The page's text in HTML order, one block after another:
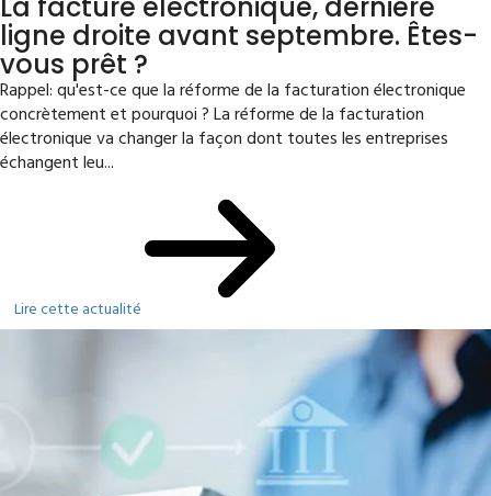
ligne droite avant septembre. Êtes-
vous prêt ?
Rappel: qu'est-ce que la réforme de la facturation électronique
concrètement et pourquoi ? La réforme de la facturation
électronique va changer la façon dont toutes les entreprises
échangent leu...
Lire cette actualité